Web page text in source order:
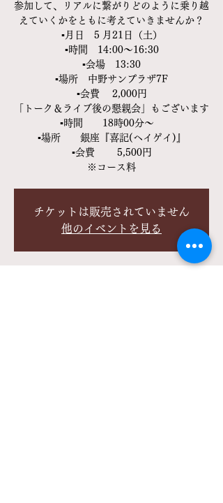
参加して、リアルに繋がりどのように乗り越
えていくかをともに考えていきませんか？
▪️月日 5 月21日（土）
▪️時間 14:00〜16:30
▪️会場 13:30
▪️場所 中野サンプラザ7F
▪️会費 2,000円
「トーク＆ライブ後の懇親会」もございます
▪️時間 18時00分〜
▪️場所 銀座『喜記(ヘイゲイ)』
▪️会費 5,500円
※コース料
チケットは販売されていません
他のイベントを見る